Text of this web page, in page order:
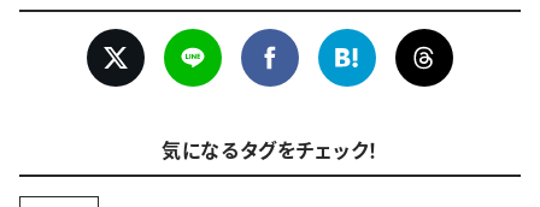
気になるタグをチェック！